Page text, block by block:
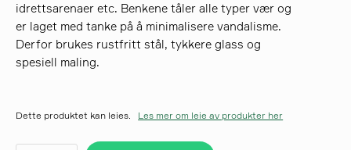
idrettsarenaer etc. Benkene tåler alle typer vær og
er laget med tanke på å minimalisere vandalisme.
Derfor brukes rustfritt stål, tykkere glass og
spesiell maling.
Dette produktet kan leies. Les mer om leie av produkter her